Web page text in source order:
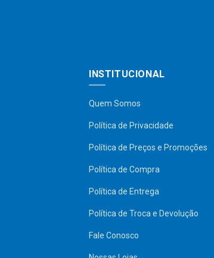
INSTITUCIONAL
Quem Somos
Política de Privacidade
Política de Preços e Promoções
Política de Compra
Política de Entrega
Política de Troca e Devolução
Fale Conosco